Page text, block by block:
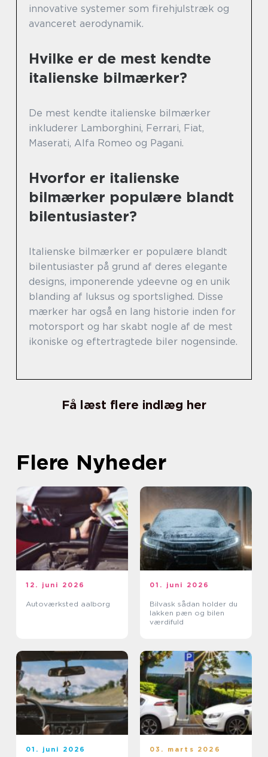
innovative systemer som firehjulstræk og
avanceret aerodynamik.
Hvilke er de mest kendte
italienske bilmærker?
De mest kendte italienske bilmærker
inkluderer Lamborghini, Ferrari, Fiat,
Maserati, Alfa Romeo og Pagani.
Hvorfor er italienske
bilmærker populære blandt
bilentusiaster?
Italienske bilmærker er populære blandt
bilentusiaster på grund af deres elegante
designs, imponerende ydeevne og en unik
blanding af luksus og sportslighed. Disse
mærker har også en lang historie inden for
motorsport og har skabt nogle af de mest
ikoniske og eftertragtede biler nogensinde.
Få læst flere indlæg her
Flere Nyheder
12. juni 2026
Autoværksted aalborg
01. juni 2026
Bilvask sådan holder du
lakken pæn og bilen
værdifuld
01. juni 2026 03. marts 2026